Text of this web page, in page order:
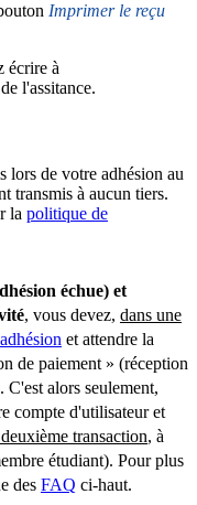
Imprimer le reçu
écrire à
l'assitance.
lors de votre adhésion au
transmis à aucun tiers.
la politique de
échue) et
, vous devez, dans une
adhésion et attendre la
de paiement » (réception
alors seulement,
compte d'utilisateur et
transaction, à
étudiant). Pour plus
des FAQ ci-haut.